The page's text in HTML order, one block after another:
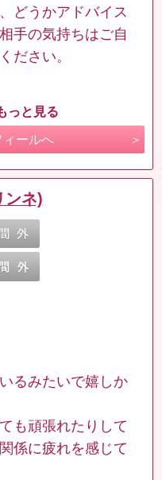
どうかアドバイス
手の気持ちはご自
ださい。
っと見る
ィールへ
ンネ)
るみたいで嬉しか
も頑張れたりして
係に疲れを感じて